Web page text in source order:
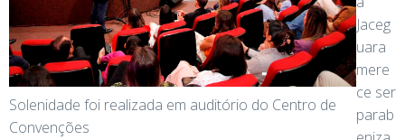
Solenidade foi realizada em auditório do Centro de
Convenções
Jaceg
uara
mere
ce ser
parab